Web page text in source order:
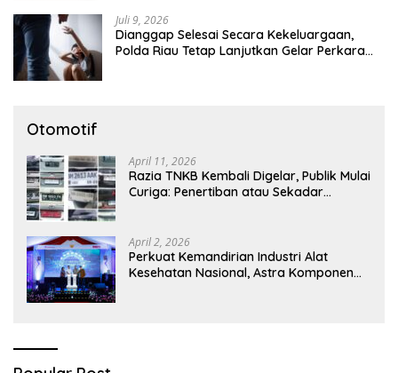
Juli 9, 2026
Dianggap Selesai Secara Kekeluargaan,
Polda Riau Tetap Lanjutkan Gelar Perkara
Otomotif
April 11, 2026
Razia TNKB Kembali Digelar, Publik Mulai
Curiga: Penertiban atau Sekadar
April 2, 2026
Perkuat Kemandirian Industri Alat
Kesehatan Nasional, Astra Komponen